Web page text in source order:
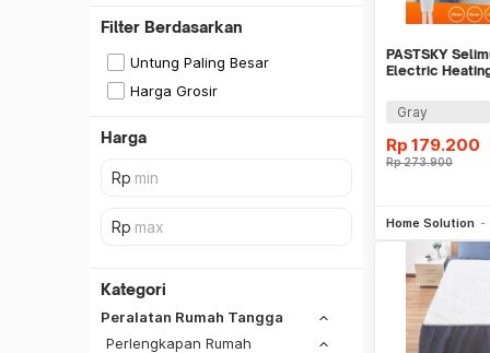
Filter Berdasarkan
Untung Paling Besar
Harga Grosir
Harga
Kategori
Peralatan Rumah Tangga
Perlengkapan Rumah
PASTSKY
Electric
Gray
Rp 179.200
Rp273.900
Home Solution